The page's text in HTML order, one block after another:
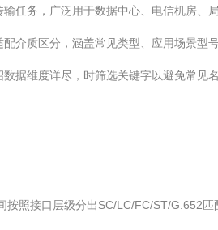
任务，广泛用于数据中心、电信机房、
介质区分，涵盖常见类型、应用场景型
据维度详尽，时筛选关键字以避免常
照接口层级分出SC/LC/FC/ST/G.652